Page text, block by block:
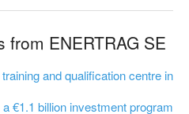
ENERTRAG SE
and qualification centre in
€1.1 billion investment program